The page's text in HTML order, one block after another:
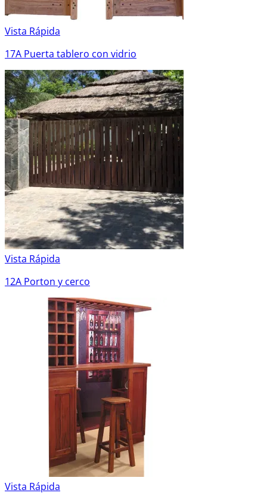
Vista Rápida
17A Puerta tablero con vidrio
Vista Rápida
12A Porton y cerco
Vista Rápida